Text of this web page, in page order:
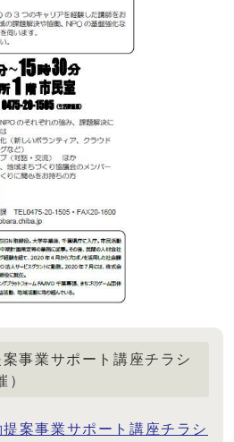
事業サポート講座チラシ
）
案事業サポート講座チラシ